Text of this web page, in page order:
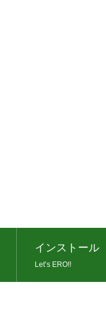
インストール
Let’s ERO!!